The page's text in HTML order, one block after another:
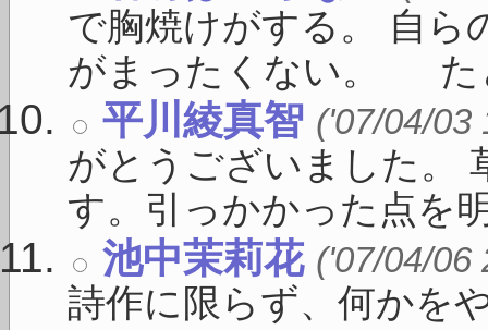
で胸焼けがする。 自ら
がまったくない。 た
平川綾真智 ('07/04/03
がとうございました。
す。引っかかった点を
池中茉莉花 ('07/04/06
詩作に限らず、何かを